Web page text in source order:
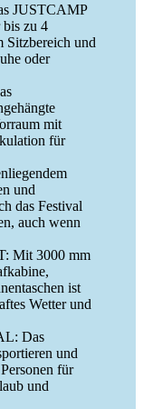
JUSTCAMP
bis zu 4
Sitzbereich und
oder
mit
für
und
das Festival
auch wenn
Mit 3000 mm
ist
Wetter und
Das
und
für
und